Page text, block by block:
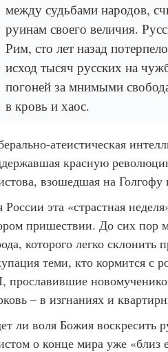
между судьбами народов,
руинам своего величия.
Рим, сто лет назад
исход тысяч русских на
погоней за мнимыми
в кровь и хаос.
атеистическая
красную
взошедшая на
России эта «страстная
пришествии. До сих пор
которого легко склонить
теми, кто кормится с
– в изгнаниях и
ли воля Божия воскресить
о конце мира уже «близ